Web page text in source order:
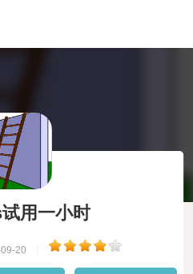
用一小时
20